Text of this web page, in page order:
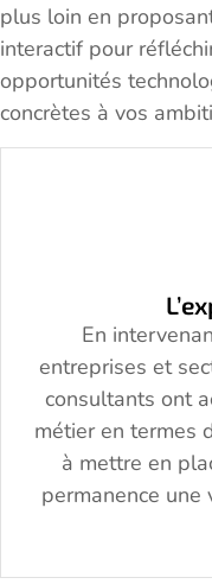
plus loin en
interactif pour
opportunités
concrètes à vos
En
entreprises et
consultants ont
métier en termes
à mettre en
permanence